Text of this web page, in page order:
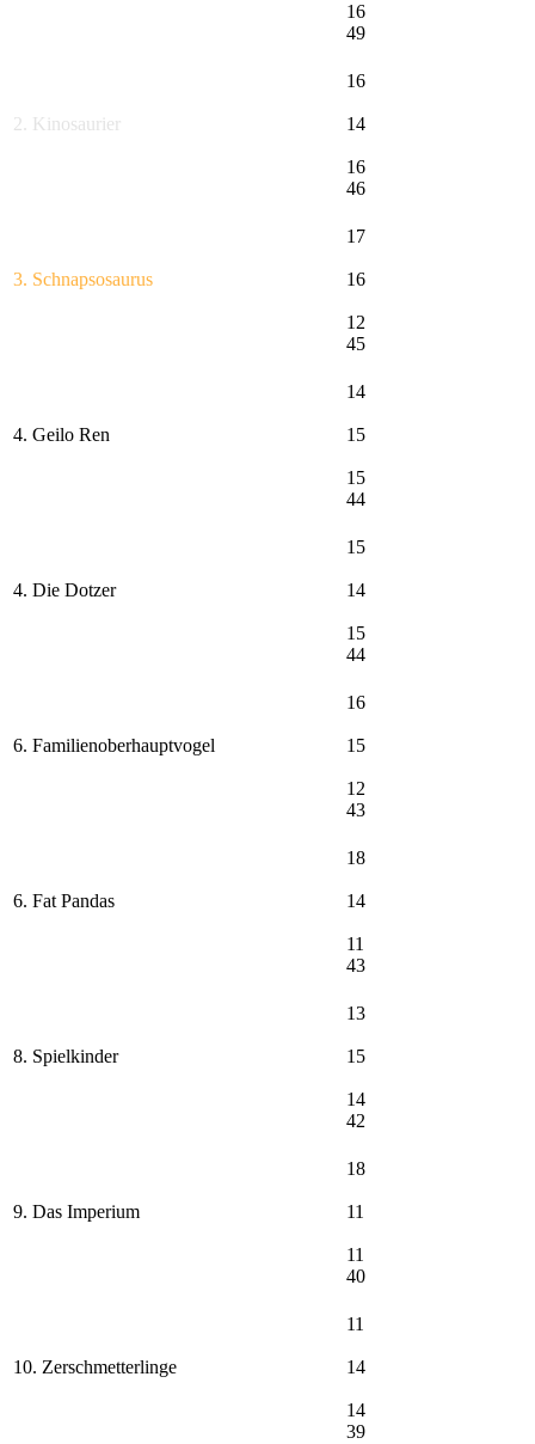
16
49
2. Kinosaurier
16
14
16
46
3. Schnapsosaurus
17
16
12
45
4. Geilo Ren
14
15
15
44
4. Die Dotzer
15
14
15
44
6. Familienoberhauptvogel
16
15
12
43
6. Fat Pandas
18
14
11
43
8. Spielkinder
13
15
14
42
9. Das Imperium
18
11
11
40
10. Zerschmetterlinge
11
14
14
39